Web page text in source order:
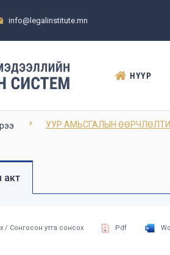
info@legalinstitute.mn
НҮҮР
УУР АМЬСГАЛЫН
акт
/ Сонгосон утга сонсох Pdf